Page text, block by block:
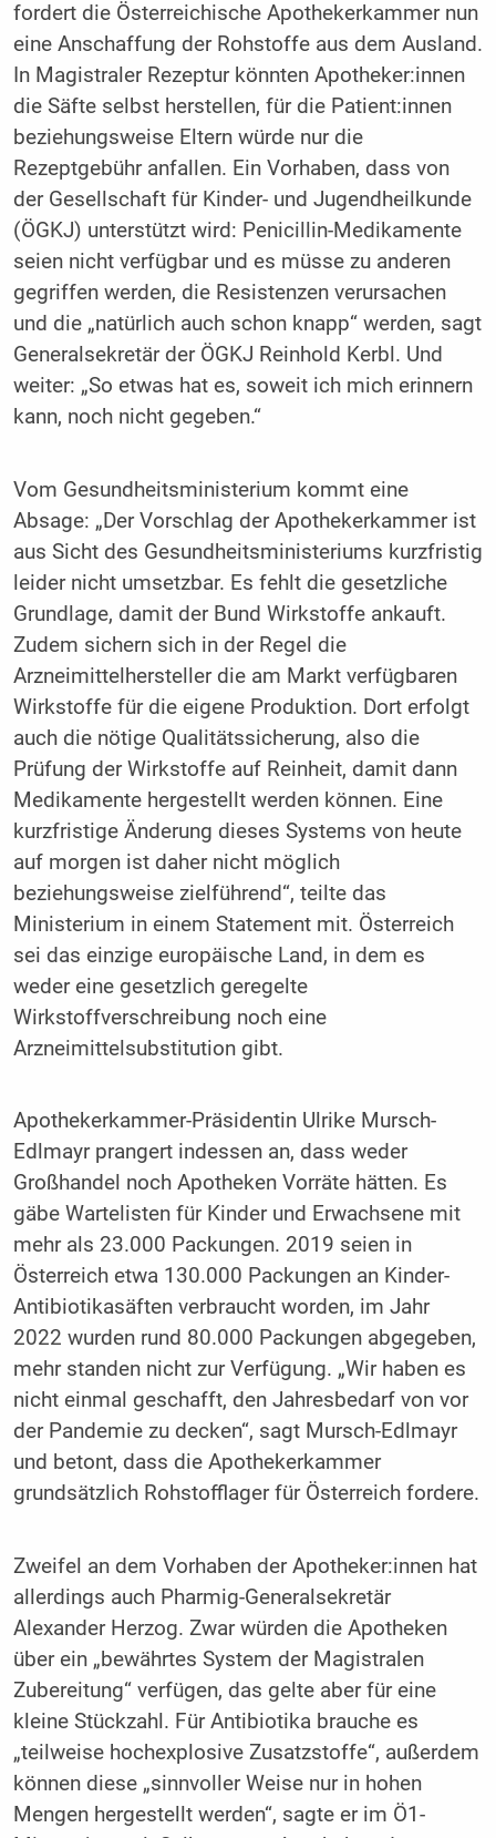
fordert die Österreichische Apothekerkammer nun
eine Anschaffung der Rohstoffe aus dem Ausland.
In Magistraler Rezeptur könnten Apotheker:innen
die Säfte selbst herstellen, für die Patient:innen
beziehungsweise Eltern würde nur die
Rezeptgebühr anfallen. Ein Vorhaben, dass von
der Gesellschaft für Kinder- und Jugendheilkunde
(ÖGKJ) unterstützt wird: Penicillin-Medikamente
seien nicht verfügbar und es müsse zu anderen
gegriffen werden, die Resistenzen verursachen
und die „natürlich auch schon knapp“ werden, sagt
Generalsekretär der ÖGKJ Reinhold Kerbl. Und
weiter: „So etwas hat es, soweit ich mich erinnern
kann, noch nicht gegeben.“
Vom Gesundheitsministerium kommt eine
Absage: „Der Vorschlag der Apothekerkammer ist
aus Sicht des Gesundheitsministeriums kurzfristig
leider nicht umsetzbar. Es fehlt die gesetzliche
Grundlage, damit der Bund Wirkstoffe ankauft.
Zudem sichern sich in der Regel die
Arzneimittelhersteller die am Markt verfügbaren
Wirkstoffe für die eigene Produktion. Dort erfolgt
auch die nötige Qualitätssicherung, also die
Prüfung der Wirkstoffe auf Reinheit, damit dann
Medikamente hergestellt werden können. Eine
kurzfristige Änderung dieses Systems von heute
auf morgen ist daher nicht möglich
beziehungsweise zielführend“, teilte das
Ministerium in einem Statement mit. Österreich
sei das einzige europäische Land, in dem es
weder eine gesetzlich geregelte
Wirkstoffverschreibung noch eine
Arzneimittelsubstitution gibt.
Apothekerkammer-Präsidentin Ulrike Mursch-
Edlmayr prangert indessen an, dass weder
Großhandel noch Apotheken Vorräte hätten. Es
gäbe Wartelisten für Kinder und Erwachsene mit
mehr als 23.000 Packungen. 2019 seien in
Österreich etwa 130.000 Packungen an Kinder-
Antibiotikasäften verbraucht worden, im Jahr
2022 wurden rund 80.000 Packungen abgegeben,
mehr standen nicht zur Verfügung. „Wir haben es
nicht einmal geschafft, den Jahresbedarf von vor
der Pandemie zu decken“, sagt Mursch-Edlmayr
und betont, dass die Apothekerkammer
grundsätzlich Rohstofflager für Österreich fordere.
Zweifel an dem Vorhaben der Apotheker:innen hat
allerdings auch Pharmig-Generalsekretär
Alexander Herzog. Zwar würden die Apotheken
über ein „bewährtes System der Magistralen
Zubereitung“ verfügen, das gelte aber für eine
kleine Stückzahl. Für Antibiotika brauche es
„teilweise hochexplosive Zusatzstoffe“, außerdem
können diese „sinnvoller Weise nur in hohen
Mengen hergestellt werden“, sagte er im Ö1-